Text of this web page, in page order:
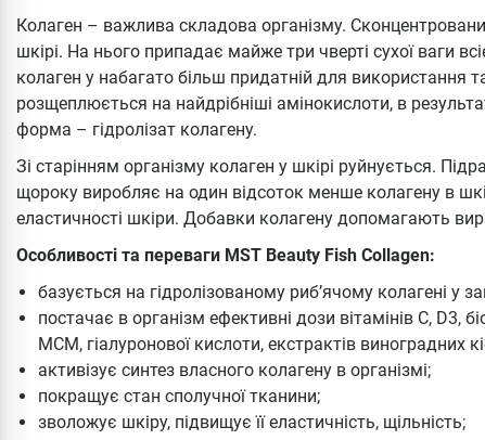
Колаген – важлива складова організму.
шкірі. На нього припадає майже три чверті сухої ваги
колаген у набагато більш придатній для використання
розщеплюється на найдрібніші амінокислоти, в
форма – гідролізат колагену.
Зі старінням організму колаген у шкірі руйнується.
щороку виробляє на один відсоток менше колагену в
еластичності шкіри. Добавки колагену допомагають
Особливості та переваги MST Beauty Fish Collagen:
базується на гідролізованому риб’ячому колагені у
постачає в організм ефективні дози вітамінів С, D3,
МСМ, гіалуронової кислоти, екстрактів виноградних
активізує синтез власного колагену в організмі;
покращує стан сполучної тканини;
зволожує шкіру, підвищує її еластичність, щільність;